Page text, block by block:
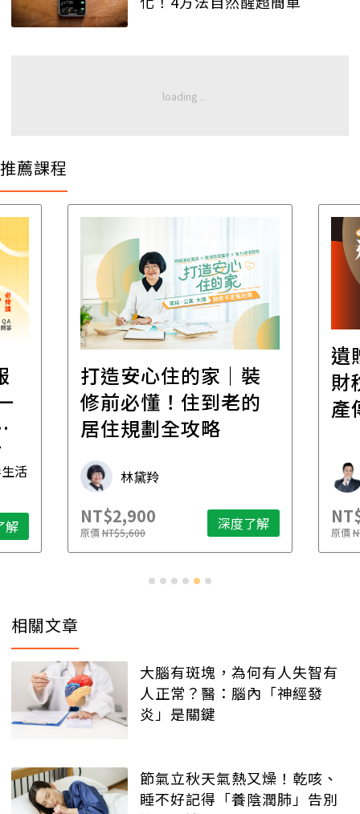
推薦課程
活
解
打造安心住的家｜裝
修前必懂！住到老的
居住規劃全攻略
林黛羚
NT$2,900
原價NT$5,600 深度了解
遺
財
產
原價
相關文章
大腦有斑塊，為何有人失智有
人正常？醫：腦內「神經發
炎」是關鍵
節氣立秋天氣熱又燥！乾咳、
睡不好記得「養陰潤肺」告別